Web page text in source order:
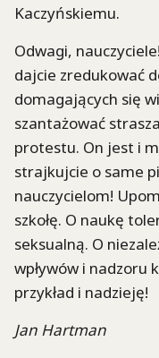
Kaczyńskiemu.
Odwagi,
dajcie zredukować
domagających się
szantażować
protestu. On jest i
strajkujcie o same
nauczycielom!
szkołę. O naukę
seksualną. O
wpływów i nadzoru
przykład i nadzieję!
Jan Hartman